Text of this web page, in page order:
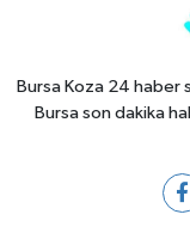
Bursa Koza 24 haber
Bursa son dakika